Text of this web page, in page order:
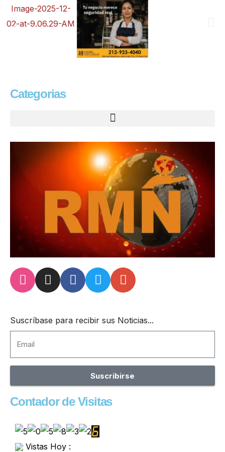
Categorias
Suscríbase para recibir sus Noticias...
Suscribirse
Contador de Visitas
Vistas Hoy :